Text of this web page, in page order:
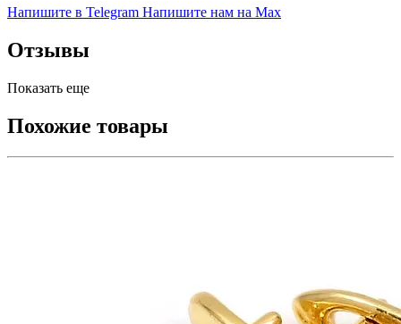
Напишите в Telegram Напишите нам на Max
Отзывы
Показать еще
Похожие товары